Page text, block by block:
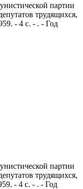
партии
трудящихся,
- 4 с. - . - Год
партии
трудящихся,
- 4 с. - . - Год